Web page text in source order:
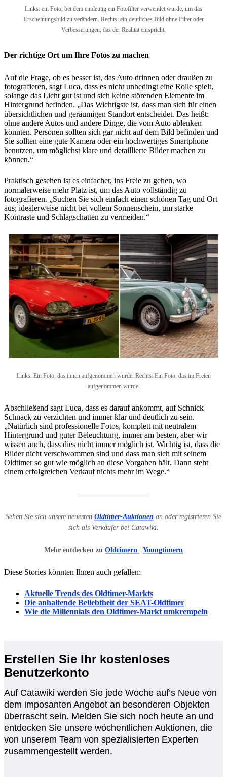
Links: ein Foto, bei dem eindeutig ein Fotofilter verwendet wurde, um das
Erscheinungsbild zu verändern. Rechts: ein deutliches Bild ohne Filter oder
Verbesserungen, das der Realität entspricht.
Der richtige Ort um Ihre Fotos zu machen
Auf die Frage, ob es besser ist, das Auto drinnen oder draußen zu
fotografieren, sagt Luca, dass es nicht unbedingt eine Rolle spielt,
solange das Licht gut ist und sich keine störenden Elemente im
Hintergrund befinden. „Das Wichtigste ist, dass man sich für einen
übersichtlichen und geräumigen Standort entscheidet. Das heißt:
ohne andere Autos und andere Dinge, die vom Auto ablenken
könnten. Personen sollten sich gar nicht auf dem Bild befinden und
Sie sollten eine gute Kamera oder ein hochwertiges Smartphone
benutzen, um möglichst klare und detaillierte Bilder machen zu
können.“
Praktisch gesehen ist es einfacher, ins Freie zu gehen, wo
normalerweise mehr Platz ist, um das Auto vollständig zu
fotografieren. „Suchen Sie sich einfach einen schönen Tag und Ort
aus; idealerweise nicht bei vollem Sonnenschein, um starke
Kontraste und Schlagschatten zu vermeiden.“
Links: Ein Foto, das innen aufgenommen wurde. Rechts: Ein Foto, das im Freien
aufgenommen wurde.
Abschließend sagt Luca, dass es darauf ankommt, auf Schnick
Schnack zu verzichten und immer klar und deutlich zu sein.
„Natürlich sind professionelle Fotos, komplett mit neutralem
Hintergrund und guter Beleuchtung, immer am besten, aber wir
wissen auch, dass dies nicht immer möglich ist. Wichtig ist, dass die
Bilder nicht verschwommen sind und dass man sich mit seinem
Oldtimer so gut wie möglich an diese Vorgaben hält. Dann steht
einem erfolgreichen Verkauf nichts mehr im Wege.“
Sehen Sie sich unsere neuesten Oldtimer-Auktionen an oder registrieren Sie
sich als Verkäufer bei Catawiki.
Mehr entdecken zu Oldtimern Youngtimern
Diese Stories könnten Ihnen auch gefallen:
Aktuelle Trends des Oldtimer-Markts
Die anhaltende Beliebtheit der SEAT-Oldtimer
Wie die Millennials den Oldtimer-Markt umkrempeln
Erstellen Sie Ihr kostenloses
Benutzerkonto
Auf Catawiki werden Sie jede Woche auf’s Neue von
dem imposanten Angebot an besonderen Objekten
überrascht sein. Melden Sie sich noch heute an und
entdecken Sie unsere wöchentlichen Auktionen, die
von unserem Team von spezialisierten Experten
zusammengestellt werden.